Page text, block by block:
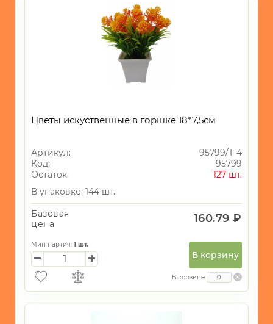
Цветы искуственные в горшке 18*7,5см
Артикул:
95799/Т-4
Код:
95799
Остаток:
127 шт.
В упаковке: 144 шт.
Базовая
цена
160.79 ₽
Мин партия: 1 шт.
В корзину
В корзине